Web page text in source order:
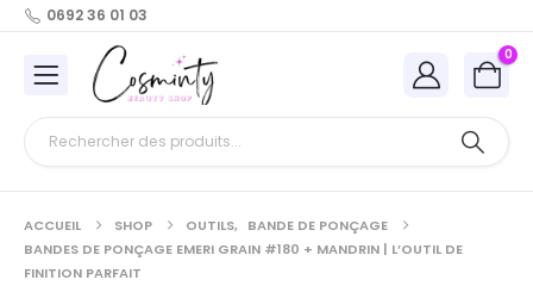
0692 36 01 03
0
ACCUEIL SHOP OUTILS, BANDE DE PONÇAGE
BANDES DE PONÇAGE EMERI GRAIN #180 + MANDRIN | L’OUTIL DE
FINITION PARFAIT